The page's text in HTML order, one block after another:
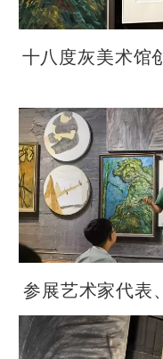
十八度灰美术馆
参展艺术家代表